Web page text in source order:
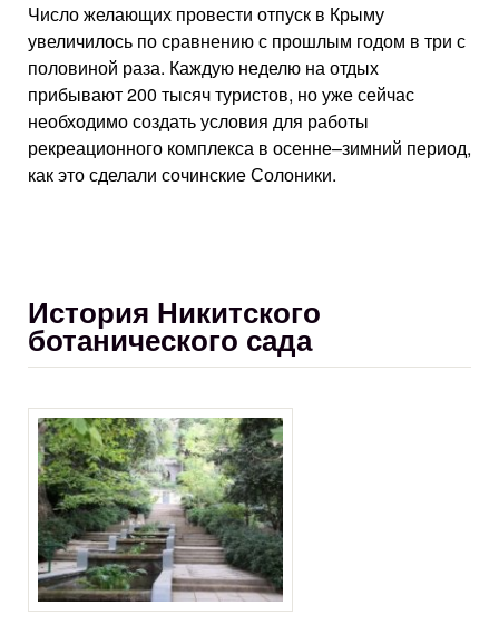
Число желающих провести отпуск в Крыму
увеличилось по сравнению с прошлым годом в три с
половиной раза. Каждую неделю на отдых
прибывают 200 тысяч туристов, но уже сейчас
необходимо создать условия для работы
рекреационного комплекса в осенне–зимний период,
как это сделали сочинские Солоники.
История Никитского
ботанического сада